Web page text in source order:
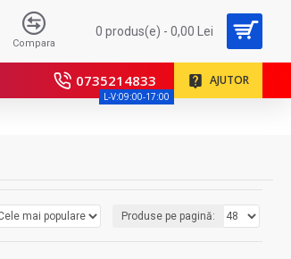
Compara
0 produs(e) - 0,00 Lei
0735214833
L-V:09:00-17:00
AJUTOR
Produse pe pagină: